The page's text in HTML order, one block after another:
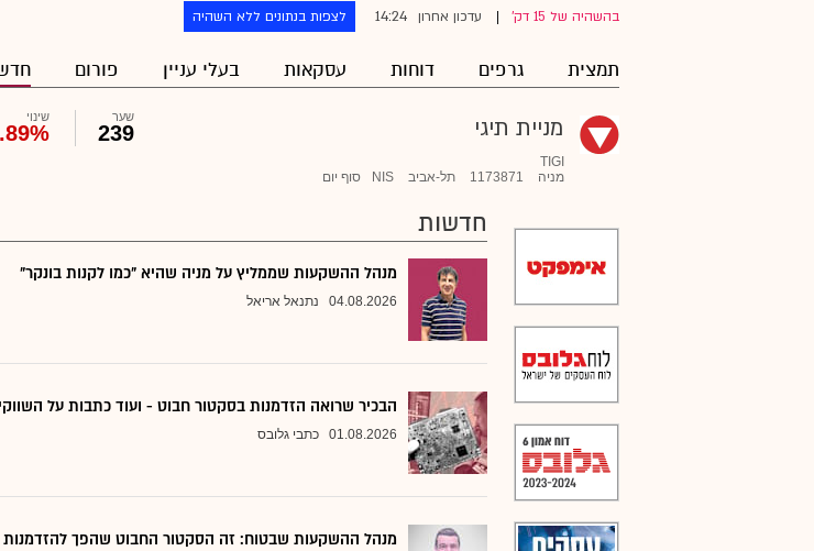
בהשהיה של 15 דק' עדכון אחרון 14:24 לצפות בנתונים ללא השהיה
תמצית גרפים דוחות עסקאות בעלי עניין פורום
מניית תיגי
TIGI
מניה
1173871 תל-אביב NIS סוף יום
שער
239
שינוי
חדשות
מנהל ההשקעות שממליץ על מניה שהיא "כמו לקנות בונקר"
04.08.2026 נתנאל אריאל
הבכיר שרואה הזדמנות בסקטור חבוט - ועוד כתבות על
01.08.2026 כתבי גלובס
מנהל ההשקעות שבטוח: זה הסקטור החבוט שהפך להזדמנות